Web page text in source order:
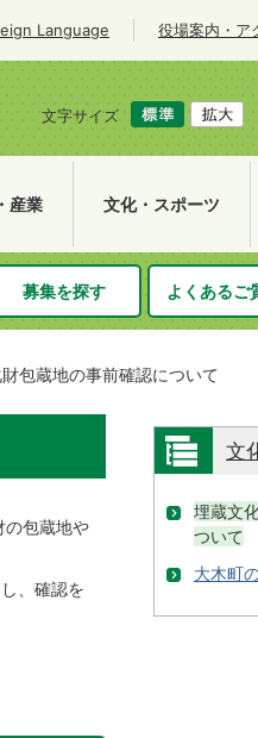
Language 役場案内・ア
文字サイズ
産業 文化・スポーツ
募集を探す よくあるご
包蔵地の事前確認について
の包蔵地や
、確認を
文
埋蔵文
ついて
大木町